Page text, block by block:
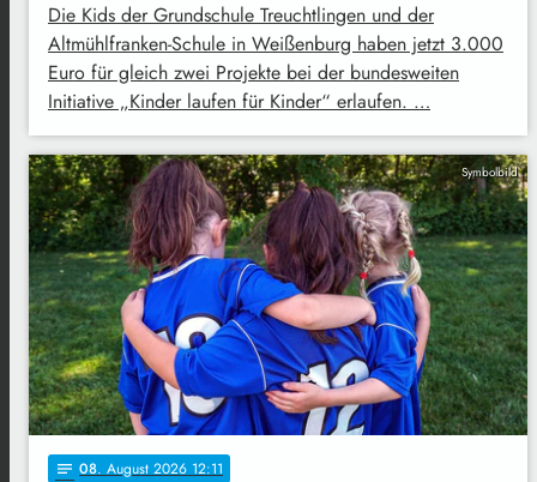
Die Kids der Grundschule Treuchtlingen und der
Altmühlfranken-Schule in Weißenburg haben jetzt 3.000
Euro für gleich zwei Projekte bei der bundesweiten
Initiative „Kinder laufen für Kinder“ erlaufen. …
Symbolbild
notes 08. August 2026 12:11